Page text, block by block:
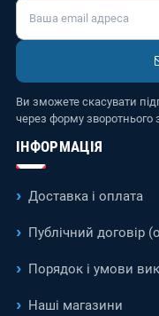
Ви зможете скасувати
через форму зворотнього
ІНФОРМАЦІЯ
Доставка і оплата
Публічний договір
Порядок і умови
Наші магазини